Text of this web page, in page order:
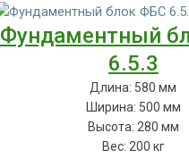
Фундаментный
6.5.3
Длина: 580 мм
Ширина: 500 мм
Высота: 280 мм
Вес: 200 кг